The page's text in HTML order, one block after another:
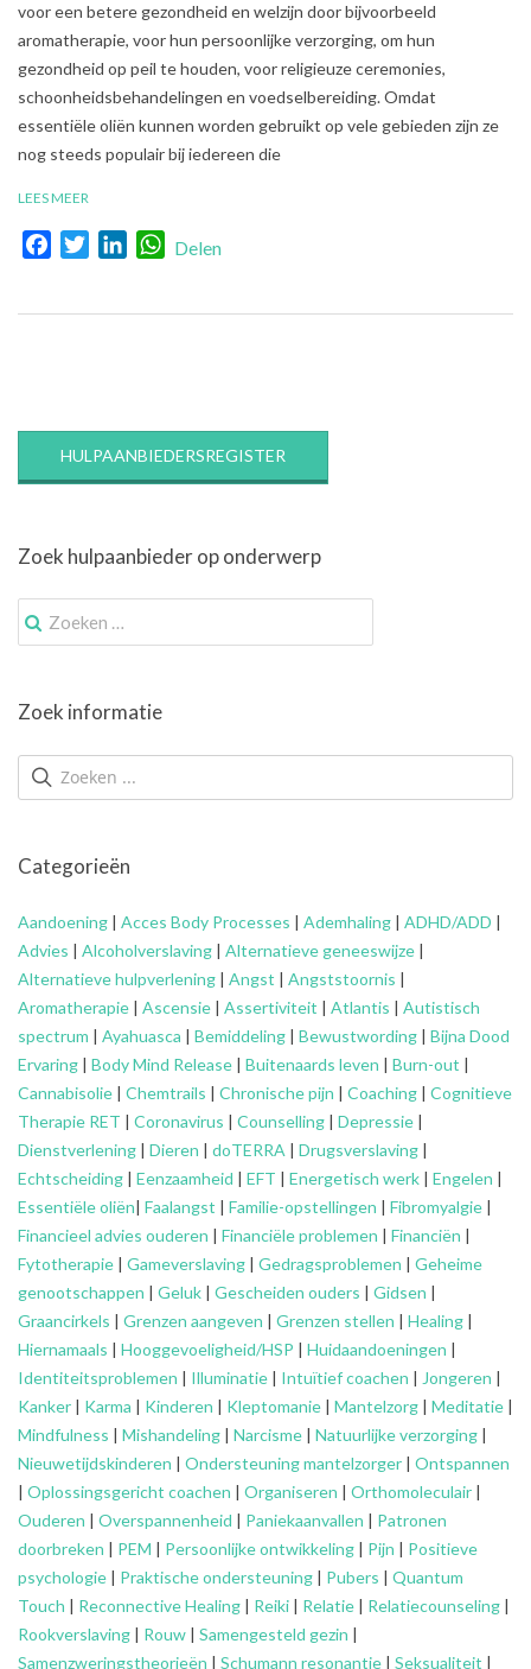
voor een betere gezondheid en welzijn door bijvoorbeeld
aromatherapie, voor hun persoonlijke verzorging, om hun
gezondheid op peil te houden, voor religieuze ceremonies,
schoonheidsbehandelingen en voedselbereiding. Omdat
essentiële oliën kunnen worden gebruikt op vele gebieden zijn ze
nog steeds populair bij iedereen die
LEES MEER
FacebookTwitterLinkedInWhatsApp
Delen
HULPAANBIEDERSREGISTER
Zoek hulpaanbieder op onderwerp
Zoek
naar:
Zoek informatie
Categorieën
Aandoening | Acces Body Processes | Ademhaling | ADHD/ADD |
Advies | Alcoholverslaving | Alternatieve geneeswijze |
Alternatieve hulpverlening | Angst | Angststoornis |
Aromatherapie | Ascensie | Assertiviteit | Atlantis | Autistisch
spectrum | Ayahuasca | Bemiddeling | Bewustwording | Bijna Dood
Ervaring | Body Mind Release | Buitenaards leven | Burn-out |
Cannabisolie | Chemtrails | Chronische pijn | Coaching | Cognitieve
Therapie RET | Coronavirus | Counselling | Depressie |
Dienstverlening | Dieren | doTERRA | Drugsverslaving |
Echtscheiding | Eenzaamheid | EFT | Energetisch werk | Engelen |
Essentiële oliën| Faalangst | Familie-opstellingen | Fibromyalgie |
Financieel advies ouderen | Financiële problemen | Financiën |
Fytotherapie | Gameverslaving | Gedragsproblemen | Geheime
genootschappen | Geluk | Gescheiden ouders | Gidsen |
Graancirkels | Grenzen aangeven | Grenzen stellen | Healing |
Hiernamaals | Hooggevoeligheid/HSP | Huidaandoeningen |
Identiteitsproblemen | Illuminatie | Intuïtief coachen | Jongeren |
Kanker | Karma | Kinderen | Kleptomanie | Mantelzorg | Meditatie |
Mindfulness | Mishandeling | Narcisme | Natuurlijke verzorging |
Nieuwetijdskinderen | Ondersteuningmantelzorger | Ontspannen
| Oplossingsgericht coachen | Organiseren | Orthomoleculair |
Ouderen | Overspannenheid | Paniekaanvallen | Patronen
doorbreken | PEM | Persoonlijke ontwikkeling | Pijn | Positieve
psychologie | Praktische ondersteuning | Pubers | Quantum
Touch | Reconnective Healing | Reiki | Relatie | Relatiecounseling |
Rookverslaving | Rouw | Samengesteld gezin |
Samenzweringstheorieën | Schumann resonantie | Seksualiteit |